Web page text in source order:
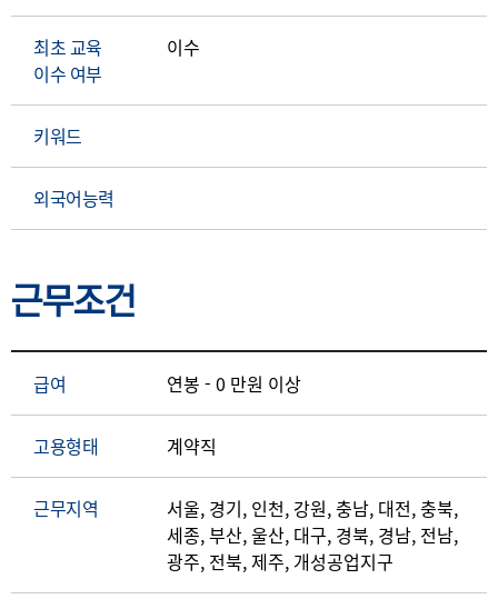
최초 교육
이수 여부
이수
키워드
외국어능력
근무조건
급여 연봉 - 0 만원 이상
고용형태 계약직
근무지역
서울, 경기, 인천, 강원, 충남, 대전, 충북,
세종, 부산, 울산, 대구, 경북, 경남, 전남,
광주, 전북, 제주, 개성공업지구